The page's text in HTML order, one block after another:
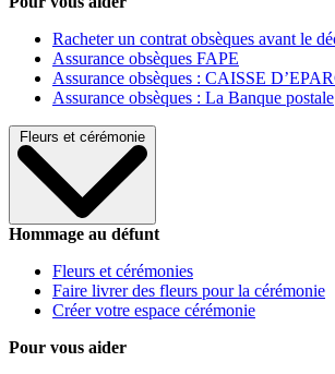
Racheter un contrat obsèques avant le
Assurance obsèques FAPE
Assurance obsèques : CAISSE
Assurance obsèques : La Banque postale
Fleurs et cérémonie
Hommage au défunt
Fleurs et cérémonies
Faire livrer des fleurs pour la cérémonie
Créer votre espace cérémonie
Pour vous aider